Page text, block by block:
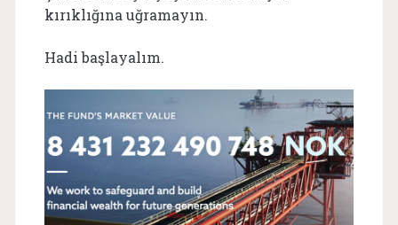
kırıklığına uğramayın.
Hadi başlayalım.